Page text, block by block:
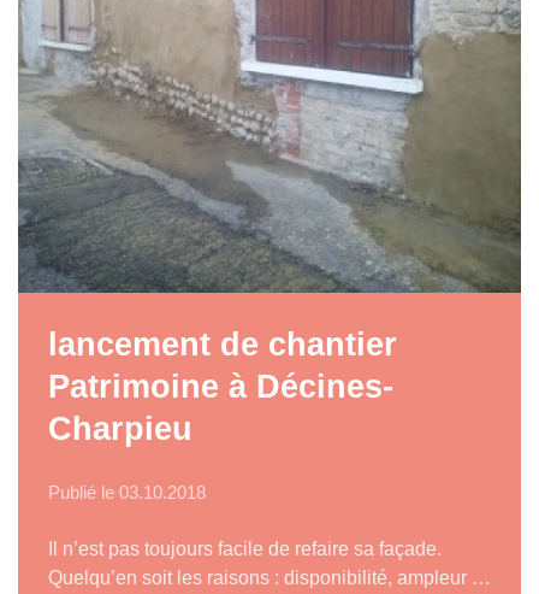
lancement de chantier
Patrimoine à Décines-
Charpieu
Publié le 03.10.2018
Il n’est pas toujours facile de refaire sa façade.
Quelqu’en soit les raisons : disponibilité, ampleur …